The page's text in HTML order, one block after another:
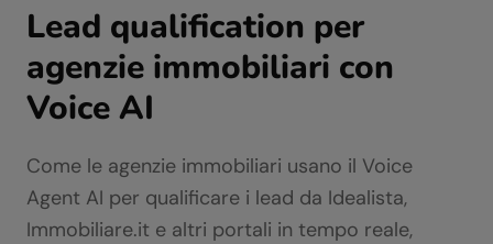
Lead qualification per
agenzie immobiliari con
Voice AI
Come le agenzie immobiliari usano il Voice
Agent AI per qualificare i lead da Idealista,
Immobiliare.it e altri portali in tempo reale,